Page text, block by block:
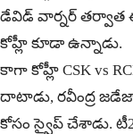
డేవిడ్ వార్నర్ తర్వాత
కోహ్లీ కూడా ఉన్నాడు.
కాగా కోహ్లీ CSK vs
దాటాడు, రవీంద్ర
కోసం స్వైప్ చేశాడు.